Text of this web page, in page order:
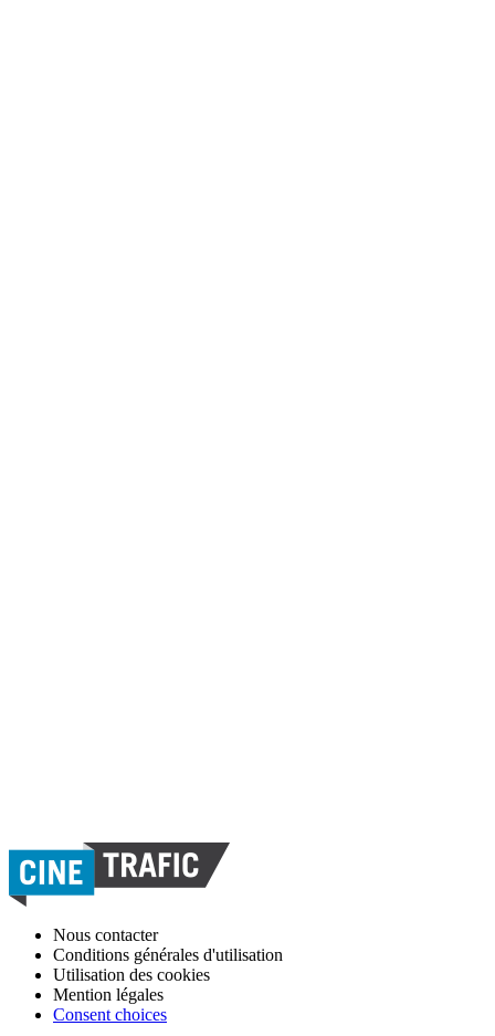
Nous contacter
Conditions générales d'utilisation
Utilisation des cookies
Mention légales
Consent choices